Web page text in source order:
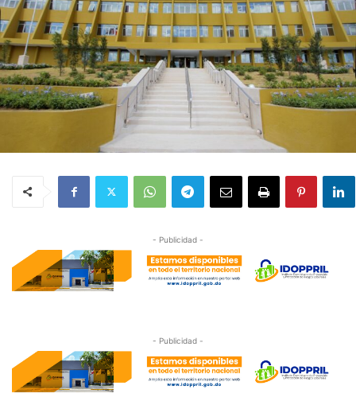
- Publicidad -
- Publicidad -